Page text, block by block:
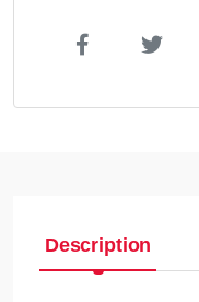
Description